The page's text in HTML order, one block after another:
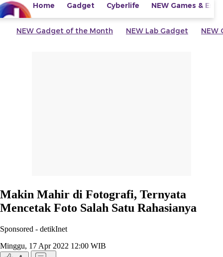
Home Gadget Cyberlife NEW Games &
NEW Gadget of the Month NEW Lab Gadget NEW
Makin Mahir di Fotografi, Ternyata
Mencetak Foto Salah Satu Rahasianya
Sponsored - detikInet
Minggu, 17 Apr 2022 12:00 WIB